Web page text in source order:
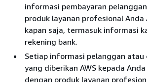
informasi pembayaran
produk layanan profesional Anda
kapan saja, termasuk informasi
rekening bank.
Setiap informasi pelanggan atau
yang diberikan AWS kepada
dengan produk layanan